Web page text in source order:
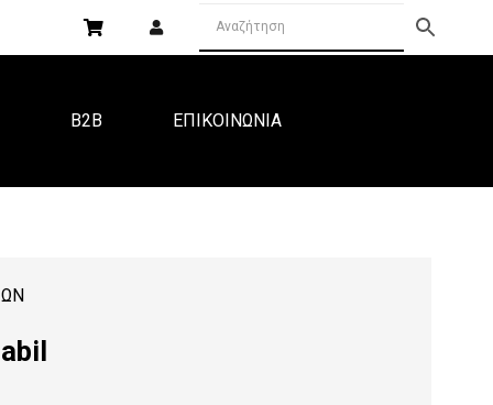
B2B ΕΠΙΚΟΙΝΩΝΙΑ